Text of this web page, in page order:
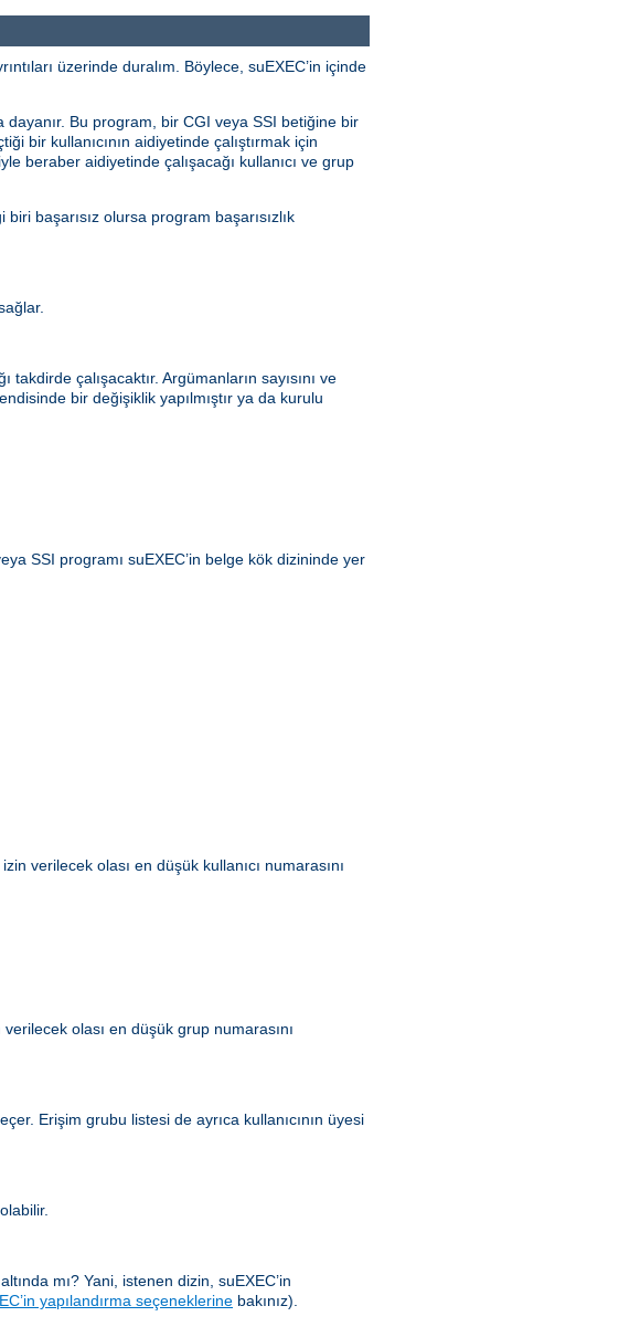
üzerinde duralım. Böylece, suEXEC’in içinde
Bu program, bir CGI veya SSI betiğine bir
bir kullanıcının aidiyetinde çalıştırmak için
beraber aidiyetinde çalışacağı kullanıcı ve grup
başarısız olursa program başarısızlık
çalışacaktır. Argümanların sayısını ve
bir değişiklik yapılmıştır ya da kurulu
SSI programı suEXEC’in belge kök dizininde yer
verilecek olası en düşük kullanıcı numarasını
olası en düşük grup numarasını
Erişim grubu listesi de ayrıca kullanıcının üyesi
mı? Yani, istenen dizin, suEXEC’in
yapılandırma seçeneklerine bakınız).